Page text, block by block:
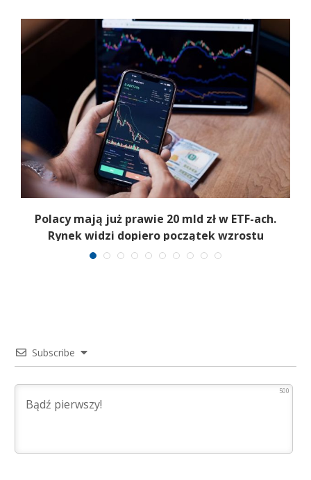
Polacy mają już prawie 20 mld zł w ETF-ach.
Rynek widzi dopiero początek wzrostu
Subscribe
500